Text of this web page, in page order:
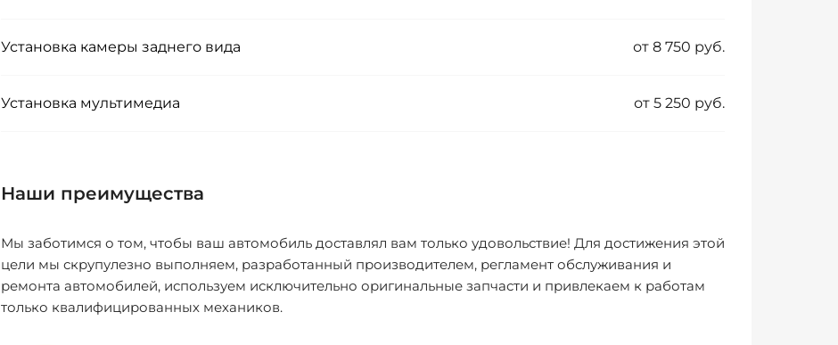
Установка камеры заднего вида от 8 750 руб.
Установка мультимедиа от 5 250 руб.
Наши преимущества
Мы заботимся о том, чтобы ваш автомобиль доставлял вам только удовольствие! Для достижения этой
цели мы скрупулезно выполняем, разработанный производителем, регламент обслуживания и
ремонта автомобилей, используем исключительно оригинальные запчасти и привлекаем к работам
только квалифицированных механиков.